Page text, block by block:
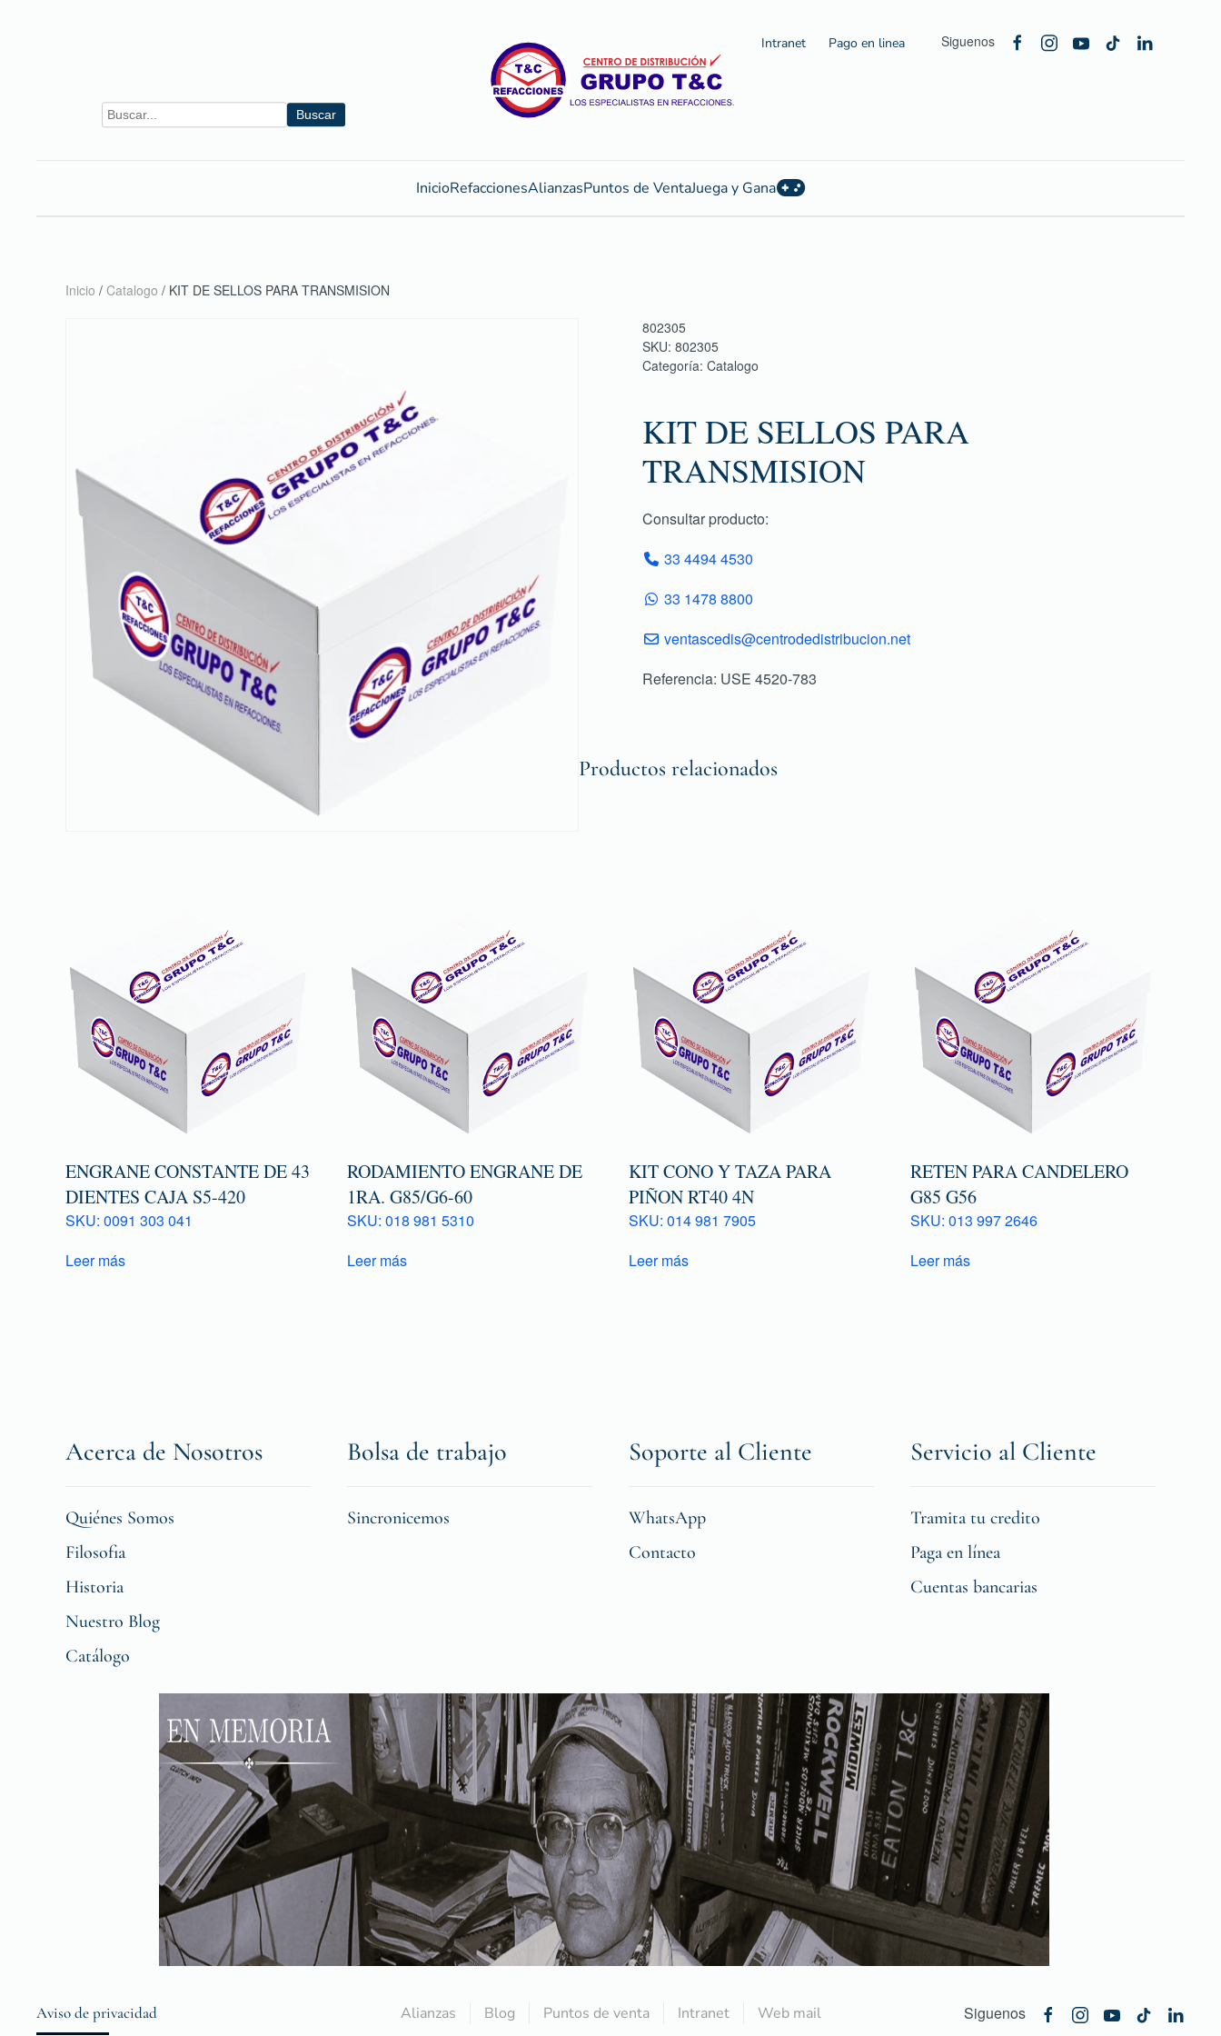
Buscar
Intranet Pago en linea Siguenos
InicioRefaccionesAlianzasPuntos de VentaJuega y Gana
Inicio / Catalogo / KIT DE SELLOS PARA TRANSMISION
802305
SKU: 802305
Categoría: Catalogo
KIT DE SELLOS PARA
TRANSMISION
Consultar producto:
33 4494 4530
33 1478 8800
ventascedis@centrodedistribucion.net
Referencia: USE 4520-783
Productos relacionados
ENGRANE CONSTANTE DE 43
DIENTES CAJA S5-420
SKU: 0091 303 041
Leer más
RODAMIENTO ENGRANE DE
1RA. G85/G6-60
SKU: 018 981 5310
Leer más
KIT CONO Y TAZA PARA
PIÑON RT40 4N
SKU: 014 981 7905
Leer más
RETEN PARA CANDELERO
G85 G56
SKU: 013 997 2646
Leer más
Acerca de Nosotros
Quiénes Somos
Filosofia
Historia
Nuestro Blog
Catálogo
Bolsa de trabajo
Sincronicemos
Soporte al Cliente
WhatsApp
Contacto
Servicio al Cliente
Tramita tu credito
Paga en línea
Cuentas bancarias
Aviso de privacidad Alianzas Blog Puntos de venta Intranet Web mail Siguenos